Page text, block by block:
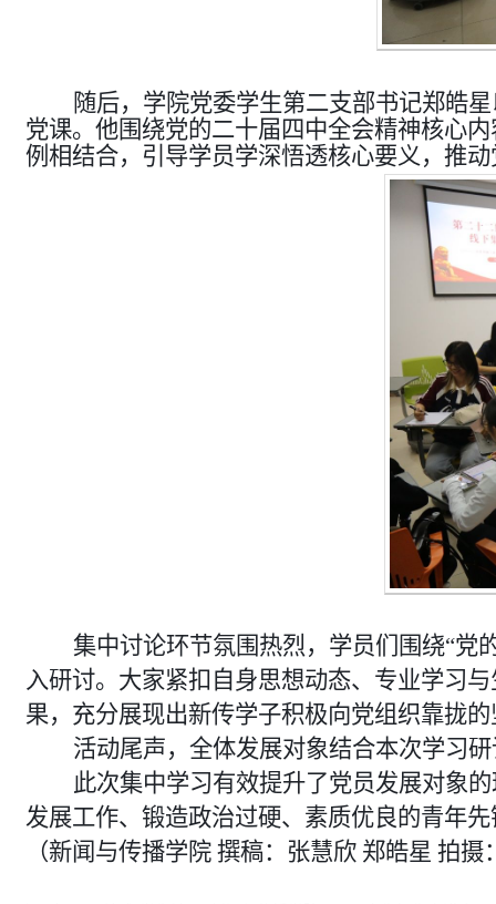
随后，学院党委学生第二支部书记郑皓
党课。他围绕党的二十届四中全会精神核心
例相结合，引导学员学深悟透核心要义，推
集中讨论环节氛围热烈，学员们围绕“党
入研讨。大家紧扣自身思想动态、专业学习
果，充分展现出新传学子积极向党组织靠拢
活动尾声，全体发展对象结合本次学习
此次集中学习有效提升了党员发展对象
发展工作、锻造政治过硬、素质优良的青年
（新闻与传播学院 撰稿：张慧欣 郑皓星 拍摄